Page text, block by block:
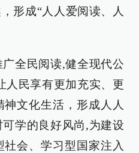
形成“人人爱阅读、人
全民阅读,健全现代公
人民享有更加充实、更
文化生活，形成人人
学的良好风尚,为建设
会、学习型国家注入